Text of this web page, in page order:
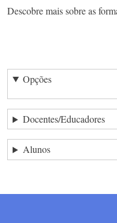
Descobre mais sobre as
Opções
Docentes/Educadores
Alunos